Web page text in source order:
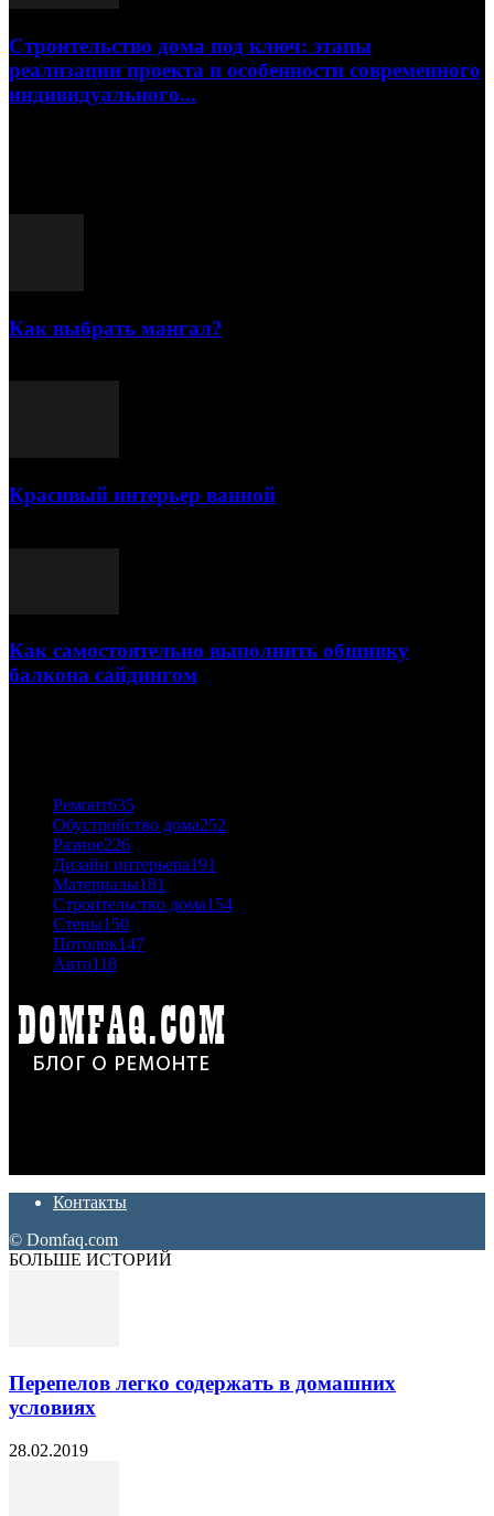
Строительство дома под ключ: этапы
реализации проекта и особенности современного
индивидуального...
Как выбрать мангал?
Красивый интерьер ванной
Как самостоятельно выполнить обшивку
балкона сайдингом
Ремонт635
Обустройство дома252
Разное226
Дизайн интерьера191
Материалы181
Строительство дома154
Стены150
Потолок147
Авто118
Контакты
© Domfaq.com
БОЛЬШЕ ИСТОРИЙ
Перепелов легко содержать в домашних
условиях
28.02.2019